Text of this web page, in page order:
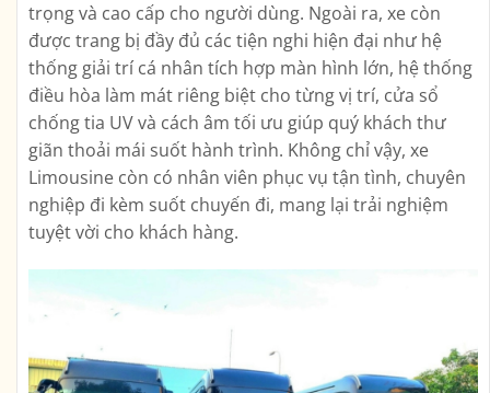
trọng và cao cấp cho người dùng. Ngoài ra, xe còn
được trang bị đầy đủ các tiện nghi hiện đại như hệ
thống giải trí cá nhân tích hợp màn hình lớn, hệ thống
điều hòa làm mát riêng biệt cho từng vị trí, cửa sổ
chống tia UV và cách âm tối ưu giúp quý khách thư
giãn thoải mái suốt hành trình. Không chỉ vậy, xe
Limousine còn có nhân viên phục vụ tận tình, chuyên
nghiệp đi kèm suốt chuyến đi, mang lại trải nghiệm
tuyệt vời cho khách hàng.